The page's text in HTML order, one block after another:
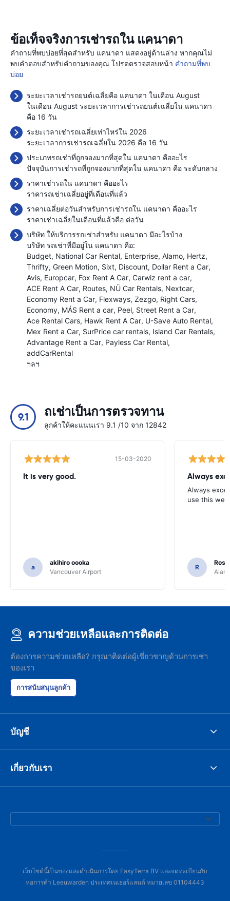
ข้อเท็จจริงการเช่ารถใน แคนาดา
คำถามที่พบบ่อยที่สุดสำหรับ แคนาดา แสดงอยู่ด้านล่าง หากคุณไม่
พบคำตอบสำหรับคำถามของคุณ โปรดตรวจสอบหน้า คำถามที่พบ
บ่อย
ระยะเวลาเช่ารถยนต์เฉลี่ยคือ แคนาดา ในเดือน August
ในเดือน August ระยะเวลาการเช่ารถยนต์เฉลี่ยใน แคนาดา
คือ 16 วัน
ระยะเวลาเช่ารถเฉลี่ยเท่าไหร่ใน 2026
ระยะเวลาการเช่ารถเฉลี่ยใน 2026 คือ 16 วัน
ประเภทรถเช่าที่ถูกจองมากที่สุดใน แคนาดา คืออะไร
ปัจจุบันการเช่ารถที่ถูกจองมากที่สุดใน แคนาดา คือ ระดับกลาง
ราคาเช่ารถใน แคนาดา คืออะไร
ราคารถเช่าเฉลี่ยอยู่ที่เดือนที่แล้ว
ราคาเฉลี่ยต่อวันสำหรับการเช่ารถใน แคนาดา คืออะไร
ราคาเช่าเฉลี่ยในเดือนที่แล้วคือ ต่อวัน
บริษัท ให้บริการรถเช่าสำหรับ แคนาดา มีอะไรบ้าง
บริษัท รถเช่าที่มีอยู่ใน แคนาดา คือ:
Budget National Car Rental Enterprise Alamo Hertz
Thrifty Green Motion Sixt Discount Dollar Rent a Car
Avis Europcar Fox Rent A Car Carwiz rent a car
ACE Rent A Car Routes NÜ Car Rentals Nextcar
Economy Rent a Car Flexways Zezgo Right Cars
Economy MÁS Rent a car Peel Street Rent a Car
Ace Rental Cars Hawk Rent A Car U-Save Auto Rental
Mex Rent a Car SurPrice car rentals Island Car Rentals
Advantage Rent a Car Payless Car Rental
addCarRental
ฯลฯ
9.1 ถเช่าเป็นการตรวจทาน
ลูกค้าให้คะแนนเรา 9.1 /10 จาก 12842
15-03-2020
It is very good.
a
akihiro oooka
Vancouver Airport
Always
Always
use this
R
ความช่วยเหลือและการติดต่อ
ต้องการความช่วยเหลือ? กรุณาติดต่อผู้เชี่ยวชาญด้านการเช่า
ของเรา
การสนับสนุนลูกค้า
บัญชี
เกี่ยวกับเรา
เว็บไซต์นี้เป็นของและดำเนินการโดย EasyTerra BV และจดทะเบียนกับ
หอการค้า Leeuwarden ประเทศเนเธอร์แลนด์ หมายเลข 01104443